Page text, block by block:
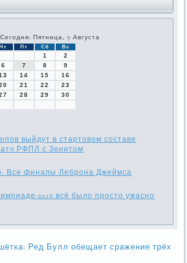
Сегодня: Пятница, 7 Августа
Чт Пт Сб Вс
1
2
6 7 8
9
14 15
16
21 22
23
28 29
30
выйдут в стартовом составе
РФПЛ с Зенитом
Все финалы Леброна Джеймса
2016 всё было просто ужасно
Ред Булл обещает сражение трёх